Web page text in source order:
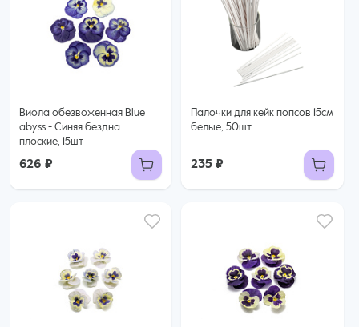
Виола обезвоженная Blue
abyss - Синяя бездна
плоские, 15шт
626 ₽
Палочки для кейк попсов 15см
белые, 50шт
235 ₽